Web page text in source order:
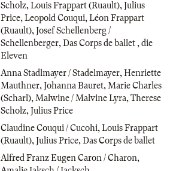
Scholz,Louis Frappart (Ruault),Julius
Price,Leopold Couqui,Léon Frappart
(Ruault),Josef Schellenberg /
Schellenberger,Das Corps de ballet ,die
Eleven
Anna Stadlmayer / Stadelmayer,Henriette
Mauthner,Johanna Bauret,Marie Charles
(Scharl),Malwine / Malvine Lyra,Therese
Scholz,Julius Price
Claudine Couqui / Cucohi,Louis Frappart
(Ruault),Julius Price,Das Corps de ballet
Alfred Franz Eugen Caron / Charon,